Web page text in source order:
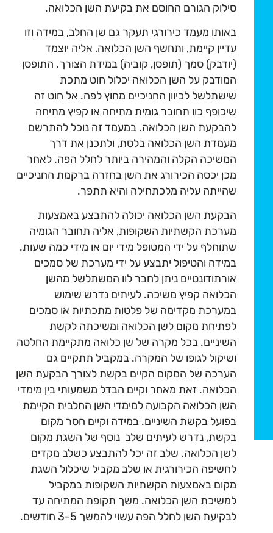
סילוק הגורם החוסם את בקיעת השן הכלואה.
באותו מעמד כירורגי תעקר גם שן החלב, במידה וזו
עדיין קיימת, ותחשף השן הכלואה, אליה יוצמד
(יודבק) סמך (תופסן, קוביה) במידת הצורך. התופסן
המודבק על השן הכלואה יכלול חוט מתכת
שישתלשל לכיוון החניכיים מחוץ לפה. אל חוט זה
שיכופף כוו תחובר גומית מתיחה או קפיץ מתיחה
להבקעת השן הכלואה. במעמד זה נוכל להתרשם
מעמדת השן הכלואה בלסת, ולתכנן את דרך
המשיכה הקלה והמהירה ביותר לחלל הפה. לאחר
מכן יכסה הכירורג את השן בחזרה ברקמת החניכיים
שהייתה עליה מלכתחילה והיא תתפר.
הבקעת השן הכלואה יכולה להתבצע באמצעות
מערכת הקשתיות השקופות, אליה תחובר הגומיה
שתוחלף על ידי המטופל מידי יום או מידי כמה שעות.
במידה והטיפול יתבצע על ידי מערכת של סמכים
אורתודונטיים ניתן לחבר לוו המשתלשל מהשן
הכלואה קפיץ משיכה. לעיתים נדרש שימוש
במערכת מקדימה של פלטות מתכתיות או סמכים
לפתיחת מקום לשן הכלואה ומשיכתה לקשת
השיניים. בכל מקרה של שן כלואה מתקיימת החלטה
ושיקול לגופו של המקרה. במקביל תתקיים גם
הערכה של המקום הקיים בקשת לצורך הבקעת השן
הכלואה. זאת מאחר וקיים הבדל משמעותי בין מימדי
השן הכלואה הקבועה למימדי השן החלבית הקיימת
בפועל בקשת השיניים. במידה וקיים חסר מקום
בקשת, נדרש לעיתים שלב נוסף של השגת מקום
לשן הכלואה. שלב זה יכל להתבצע כשלב מקדים
לחשיפה הכירורגית או שלב מקביל שיכלול השגת
מקום באמצעות הקשתיות השקופות במקביל
למשיכת השן הכלואה. משך תקופת המתיחה עד
לבקיעת השן לחלל הפה עשוי להמשך 3-5 חודשים.